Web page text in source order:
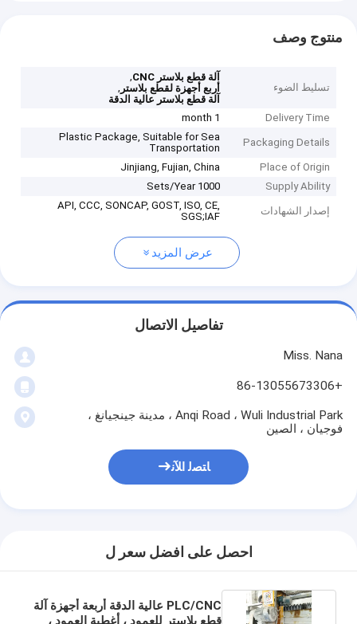
منتوج وصف
تسليط الضوء
آلة قطع بلاستر CNC
,
أربع أجهزة لقطع بلاستر ,
آلة قطع بلاستر عالية الدقة
Delivery Time
1 month
Packaging Details
Plastic Package, Suitable for Sea
Transportation
Place of Origin
Jinjiang, Fujian, China
Supply Ability
1000 Sets/Year
إصدار الشهادات
API, CCC, SONCAP, GOST, ISO, CE,
SGS;IAF
عرض المزيد
تفاصيل الاتصال
Miss. Nana
+86-13055673306
Anqi Road ، Wuli Industrial Park ، مدينة جينجيانغ ،
فوجيان ، الصين
ﺎﺘﺼﻟ ﺍﻶﻧ
احصل على افضل سعر ل
PLC/CNC عالية الدقة أربعة أجهزة آلة
قطع بلاستر للعمود ، أغطية العمود ،